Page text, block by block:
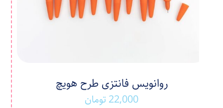
روانویس فانتزی طرح هویچ
22,000تومان